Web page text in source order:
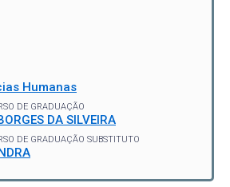
Humanas
DE GRADUAÇÃO
DA SILVEIRA
DE GRADUAÇÃO SUBSTITUTO